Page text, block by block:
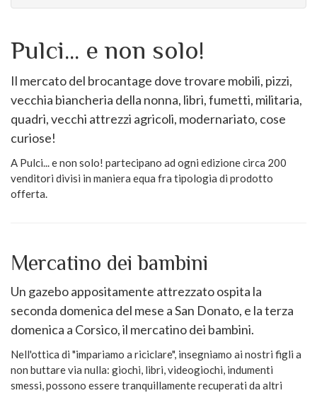
Pulci... e non solo!
Il mercato del brocantage dove trovare mobili, pizzi,
vecchia biancheria della nonna, libri, fumetti, militaria,
quadri, vecchi attrezzi agricoli, modernariato, cose
curiose!
A Pulci... e non solo! partecipano ad ogni edizione circa 200
venditori divisi in maniera equa fra tipologia di prodotto
offerta.
Mercatino dei bambini
Un gazebo appositamente attrezzato ospita la
seconda domenica del mese a San Donato, e la terza
domenica a Corsico, il mercatino dei bambini.
Nell'ottica di "impariamo a riciclare", insegniamo ai nostri figli a
non buttare via nulla: giochi, libri, videogiochi, indumenti
smessi, possono essere tranquillamente recuperati da altri